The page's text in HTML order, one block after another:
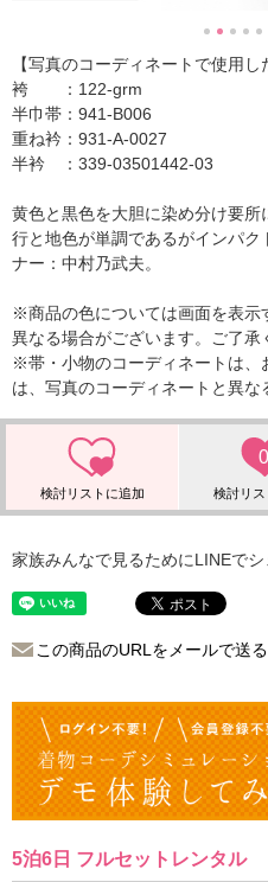
【写真のコーディネートで使用し
袴 ：122-grm
半巾帯：941-B006
重ね衿：931-A-0027
半衿 ：339-03501442-03
黄色と黒色を大胆に染め分け要
行と地色が単調であるがインパ
ナー：中村乃武夫。
※商品の色については画面を表示
異なる場合がございます。ご了承
※帯・小物のコーディネートは、
は、写真のコーディネートと異な
0
家族みんなで見るためにLINEでシ
この商品のURLをメールで送る
5泊6日 フルセットレンタル